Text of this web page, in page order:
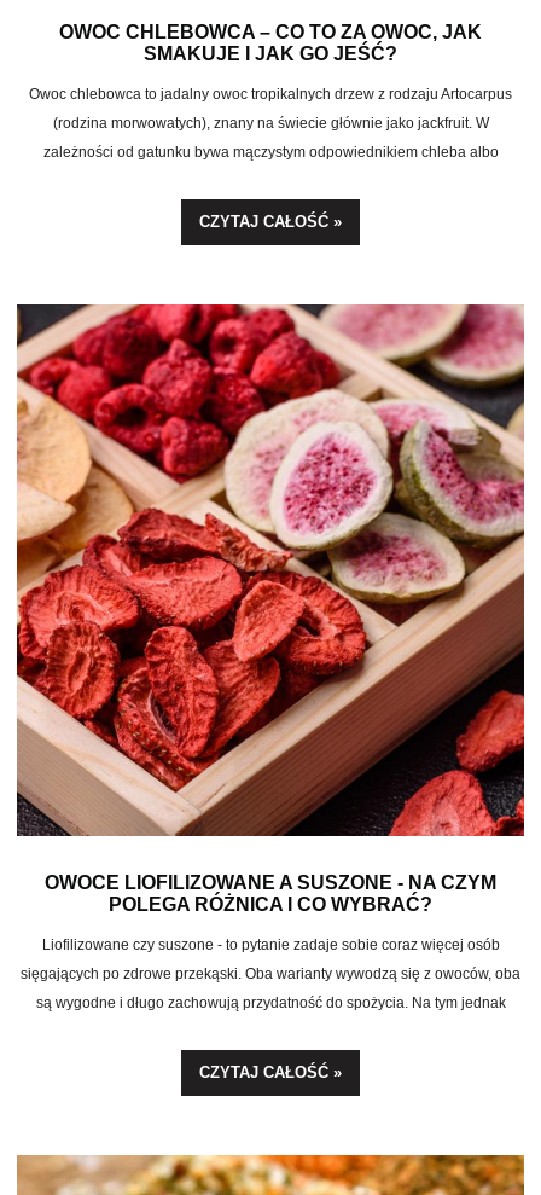
OWOC CHLEBOWCA – CO TO ZA OWOC, JAK
SMAKUJE I JAK GO JEŚĆ?
Owoc chlebowca to jadalny owoc tropikalnych drzew z rodzaju Artocarpus
(rodzina morwowatych), znany na świecie głównie jako jackfruit. W
zależności od gatunku bywa mączystym odpowiednikiem chleba albo
To jeden z najbardziej wszechstronnych owoców egzotycznych, jakie trafiają
CZYTAJ CAŁOŚĆ »
OWOCE LIOFILIZOWANE A SUSZONE - NA CZYM
POLEGA RÓŻNICA I CO WYBRAĆ?
Liofilizowane czy suszone - to pytanie zadaje sobie coraz więcej osób
sięgających po zdrowe przekąski. Oba warianty wywodzą się z owoców, oba
są wygodne i długo zachowują przydatność do spożycia. Na tym jednak
odżywczych, zawartości cukru i trwałości są na tyle znaczące, że warto je
CZYTAJ CAŁOŚĆ »